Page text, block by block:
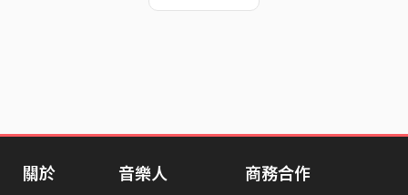
關於 音樂人 商務合作